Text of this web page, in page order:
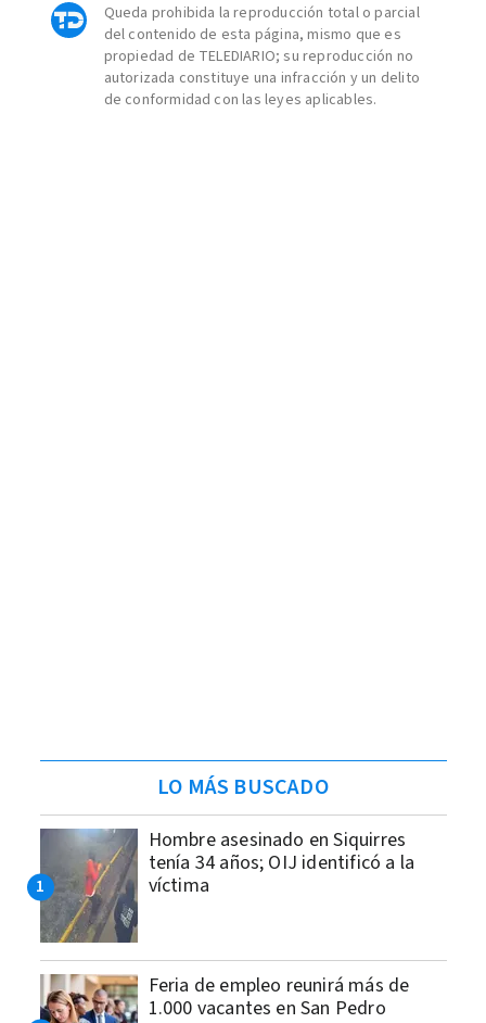
Queda prohibida la reproducción total o parcial
del contenido de esta página, mismo que es
propiedad de TELEDIARIO; su reproducción no
autorizada constituye una infracción y un delito
de conformidad con las leyes aplicables.
LO MÁS BUSCADO
Hombre asesinado en Siquirres
tenía 34 años; OIJ identificó a la
víctima
Feria de empleo reunirá más de
1.000 vacantes en San Pedro